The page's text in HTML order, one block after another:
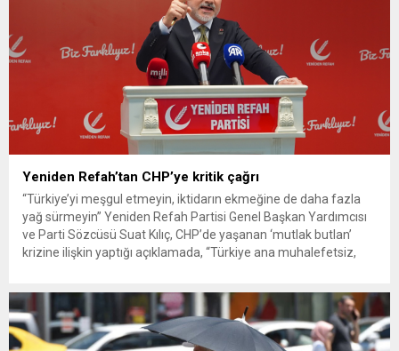
Yeniden Refah’tan CHP’ye kritik çağrı
“Türkiye’yi meşgul etmeyin, iktidarın ekmeğine de daha fazla
yağ sürmeyin” Yeniden Refah Partisi Genel Başkan Yardımcısı
ve Parti Sözcüsü Suat Kılıç, CHP’de yaşanan ‘mutlak butlan’
krizine ilişkin yaptığı açıklamada, “Türkiye ana muhalefetsiz,
olun. Türkiye’yi...